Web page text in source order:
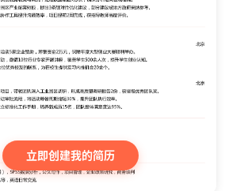
立即创建我的简历